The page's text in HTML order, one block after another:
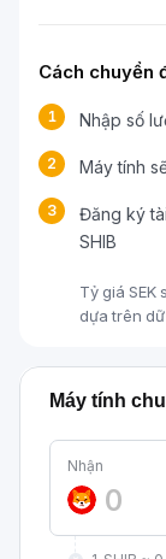
Cách chuyển
1 Nhập số
2 Máy tính
3
Đăng ký
SHIB
Tỷ giá SEK
dựa trên
Máy tính
Nhận